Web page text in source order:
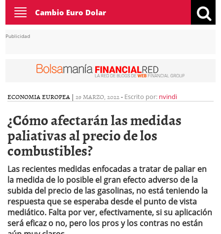
Toggle
navigation
Cambio Euro Dolar
Publicidad
ECONOMIA EUROPEA | 29 MARZO, 2022- Escrito por: nvindi
¿Cómo afectarán las medidas
paliativas al precio de los
combustibles?
Las recientes medidas enfocadas a tratar de paliar en
la medida de lo posible el gran efecto adverso de la
subida del precio de las gasolinas, no está teniendo la
respuesta que se esperaba desde el punto de vista
mediático. Falta por ver, efectivamente, si su aplicación
será eficaz o no, pero los pros y los contras no están